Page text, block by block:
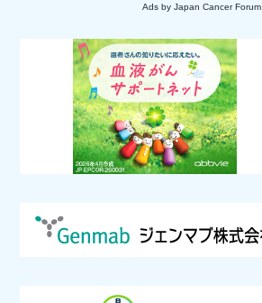
Ads by Japan Cancer Forum